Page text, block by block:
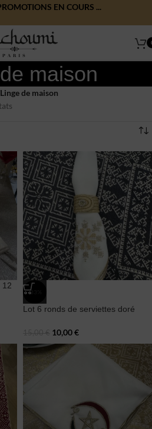
EN COURS ...
maison
Linge de maison
12
-33%
Lot 6 ronds de serviettes doré
10,00€